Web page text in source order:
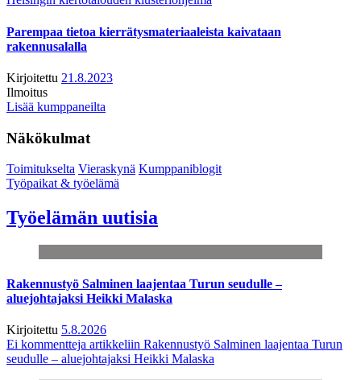
Parempaa tietoa kierrätysmateriaaleista kaivataan
rakennusalalla
Kirjoitettu 21.8.2023
Ilmoitus
Lisää kumppaneilta
Näkökulmat
Toimitukselta Vieraskynä Kumppaniblogit
Työpaikat & työelämä
Työelämän uutisia
Rakennustyö Salminen laajentaa Turun seudulle –
aluejohtajaksi Heikki Malaska
Kirjoitettu 5.8.2026
Ei kommentteja artikkeliin Rakennustyö Salminen laajentaa Turun
seudulle – aluejohtajaksi Heikki Malaska